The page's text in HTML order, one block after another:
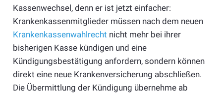
Kassenwechsel, denn er ist jetzt einfacher:
Krankenkassenmitglieder müssen nach dem neuen
Krankenkassenwahlrecht nicht mehr bei ihrer
bisherigen Kasse kündigen und eine
Kündigungsbestätigung anfordern, sondern können
direkt eine neue Krankenversicherung abschließen.
Die Übermittlung der Kündigung übernehme ab